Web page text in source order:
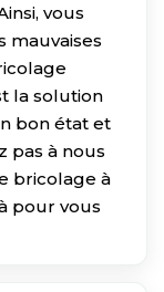
vous
mauvaises
la solution
bon état et
pas à nous
bricolage à
pour vous